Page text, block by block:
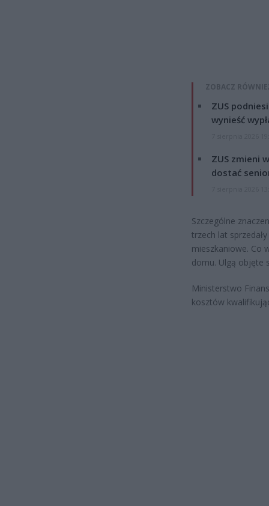
ZOBACZ
ZUS
wynieść
ZUS zmieni
dostać
Szczególne
trzech lat
mieszkaniowe. Co
domu. Ulgą objęte
Ministerstwo
kosztów